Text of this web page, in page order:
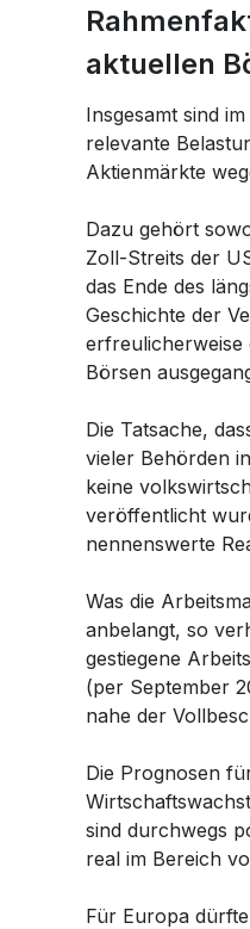
aktuellen
Insgesamt sind
relevante
Aktienmärkte
Dazu gehört
Zoll-Streits der
das Ende des
Geschichte der
erfreulicherweise
Börsen
Die Tatsache,
vieler Behörden
keine
veröffentlicht
nennenswerte
Was die
anbelangt, so
gestiegene
(per September
nahe der
Die Prognosen
sind durchwegs
real im Bereich
Für Europa